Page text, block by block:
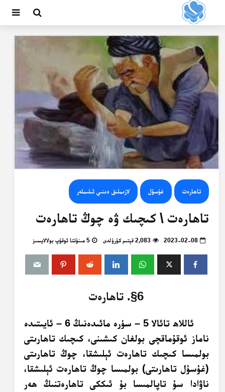
تاھارەت غۇسۇل لازىملىق دىنىي ئىلىملەر
تاھارەت \ كىچىك ۋە چوڭ تاھارەت
2023-02-08 2,083 قېتىم كۆرۈلدى 5 مىنۇتتا ئوقۇپ بولالايسىز
6§. تاھارەت
ئاللاھ تائالا 5 – سۈرە مائىدەنىڭ 6 – ئايىتىدە
ناماز ئوقۇماقچى بولغان كىشىنى، كىچىك تاھارىتى
بولمىسا كىچىك تاھارەت ئېلىشقا، چوڭ تاھارىتى
(غۇسۇل تاھارىتى) بولمىسا چوڭ تاھارەت ئېلىشقا،
ناۋادا سۇ تاپالمىسا بۇ ئىككى تاھارەتنىڭ ھەر